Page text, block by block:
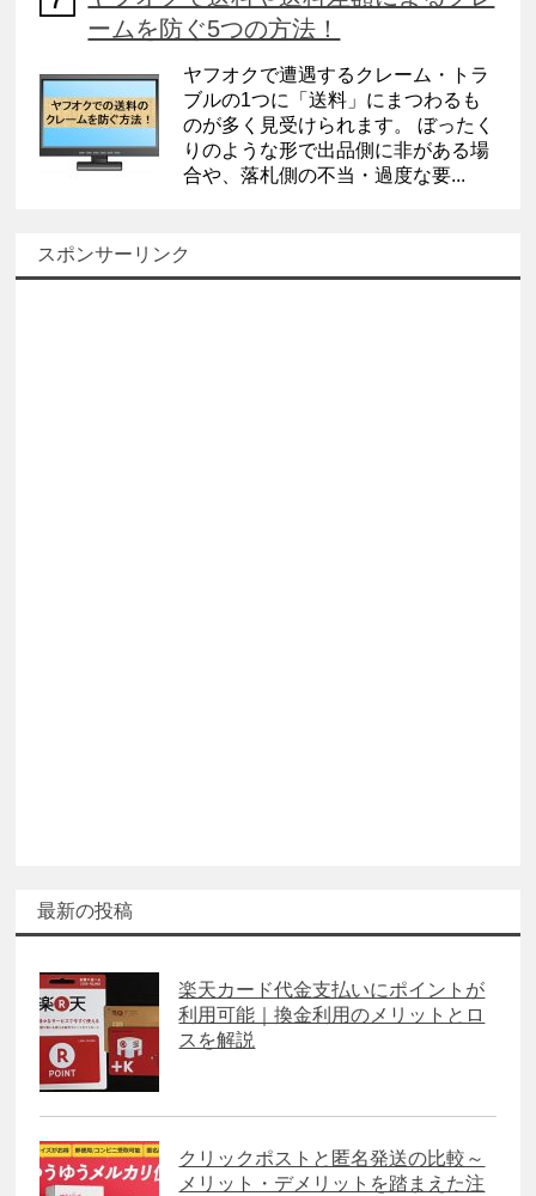
ームを防ぐ5つの方法！
ヤフオクで遭遇するクレーム・トラ
ブルの1つに「送料」にまつわるも
のが多く見受けられます。 ぼったく
りのような形で出品側に非がある場
合や、落札側の不当・過度な要...
スポンサーリンク
最新の投稿
楽天カード代金支払いにポイントが
利用可能｜換金利用のメリットとロ
スを解説
クリックポストと匿名発送の比較～
メリット・デメリットを踏まえた注